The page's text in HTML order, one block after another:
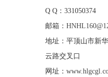
Q Q：331050374
邮箱：
地址：平顶山市新
云路交叉口
网址：